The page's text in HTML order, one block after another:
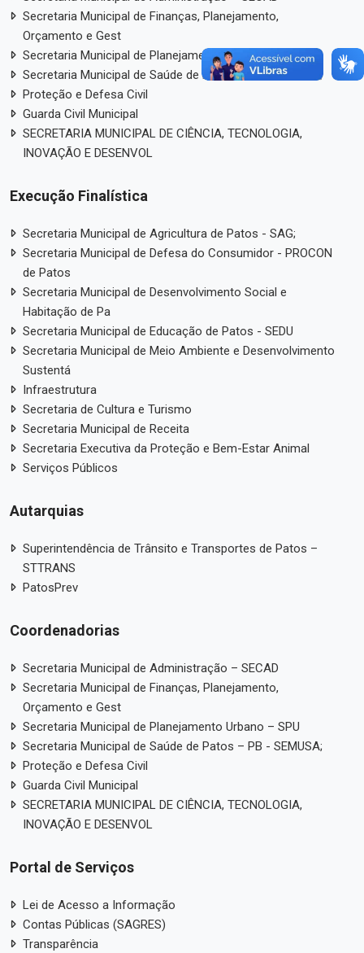
Secretaria Municipal de Finanças, Planejamento,
Orçamento e Gest
Secretaria Municipal de Planejamento Urbano – SPU
Secretaria Municipal de Saúde de Patos – PB - SEMUSA;
Proteção e Defesa Civil
Guarda Civil Municipal
SECRETARIA MUNICIPAL DE CIÊNCIA, TECNOLOGIA,
INOVAÇÃO E DESENVOL
Execução Finalística
Secretaria Municipal de Agricultura de Patos - SAG;
Secretaria Municipal de Defesa do Consumidor - PROCON
de Patos
Secretaria Municipal de Desenvolvimento Social e
Habitação de Pa
Secretaria Municipal de Educação de Patos - SEDU
Secretaria Municipal de Meio Ambiente e Desenvolvimento
Sustentá
Infraestrutura
Secretaria de Cultura e Turismo
Secretaria Municipal de Receita
Secretaria Executiva da Proteção e Bem-Estar Animal
Serviços Públicos
Autarquias
Superintendência de Trânsito e Transportes de Patos –
STTRANS
PatosPrev
Coordenadorias
Secretaria Municipal de Administração – SECAD
Secretaria Municipal de Finanças, Planejamento,
Orçamento e Gest
Secretaria Municipal de Planejamento Urbano – SPU
Secretaria Municipal de Saúde de Patos – PB - SEMUSA;
Proteção e Defesa Civil
Guarda Civil Municipal
SECRETARIA MUNICIPAL DE CIÊNCIA, TECNOLOGIA,
INOVAÇÃO E DESENVOL
Portal de Serviços
Lei de Acesso a Informação
Contas Públicas (SAGRES)
Transparência